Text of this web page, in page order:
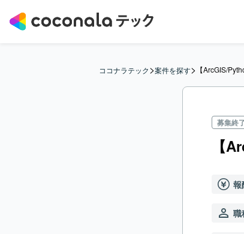
ココナラテック>案件を探す> 【ArcGIS/
募集終
【
報
職